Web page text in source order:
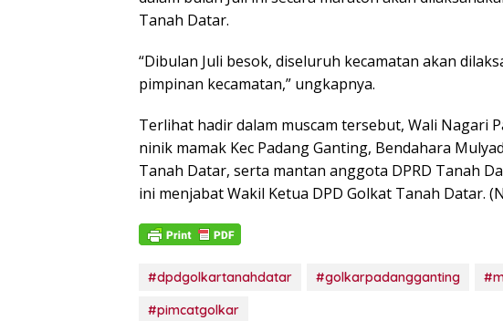
Tanah Datar.
“Dibulan Juli besok, diseluruh kecamatan akan
pimpinan kecamatan,” ungkapnya.
Terlihat hadir dalam muscam tersebut, Wali Nagari
ninik mamak Kec Padang Ganting, Bendahara
Tanah Datar, serta mantan anggota DPRD Tanah
ini menjabat Wakil Ketua DPD Golkat Tanah Datar.
#dpdgolkartanahdatar #golkarpadangganting
#pimcatgolkar